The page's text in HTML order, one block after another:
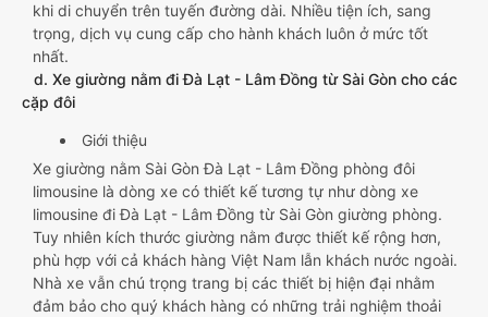
khi di chuyển trên tuyến đường dài. Nhiều tiện ích, sang
trọng, dịch vụ cung cấp cho hành khách luôn ở mức tốt
nhất.
d. Xe giường nằm đi Đà Lạt - Lâm Đồng từ Sài Gòn cho các
cặp đôi
Giới thiệu
Xe giường nằm Sài Gòn Đà Lạt - Lâm Đồng phòng đôi
limousine là dòng xe có thiết kế tương tự như dòng xe
limousine đi Đà Lạt - Lâm Đồng từ Sài Gòn giường phòng.
Tuy nhiên kích thước giường nằm được thiết kế rộng hơn,
phù hợp với cả khách hàng Việt Nam lẫn khách nước ngoài.
Nhà xe vẫn chú trọng trang bị các thiết bị hiện đại nhằm
đảm bảo cho quý khách hàng có những trải nghiệm thoải